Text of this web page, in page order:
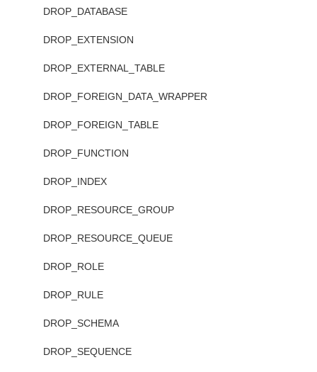
DROP_DATABASE
DROP_EXTENSION
DROP_EXTERNAL_TABLE
DROP_FOREIGN_DATA_WRAPPER
DROP_FOREIGN_TABLE
DROP_FUNCTION
DROP_INDEX
DROP_RESOURCE_GROUP
DROP_RESOURCE_QUEUE
DROP_ROLE
DROP_RULE
DROP_SCHEMA
DROP_SEQUENCE